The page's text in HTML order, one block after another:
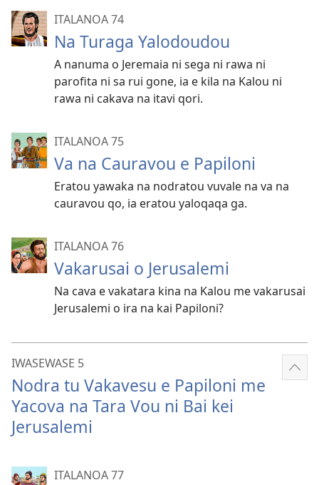
ITALANOA 74
Na Turaga Yalodoudou
A nanuma o Jeremaia ni sega ni rawa ni
parofita ni sa rui gone, ia e kila na Kalou ni
rawa ni cakava na itavi qori.
ITALANOA 75
Va na Cauravou e Papiloni
Eratou yawaka na nodratou vuvale na va na
cauravou qo, ia eratou yaloqaqa ga.
ITALANOA 76
Vakarusai o Jerusalemi
Na cava e vakatara kina na Kalou me vakarusai
Jerusalemi o ira na kai Papiloni?
IWASEWASE 5
Nodra tu Vakavesu e Papiloni me
Yacova na Tara Vou ni Bai kei
Jerusalemi
ITALANOA 77